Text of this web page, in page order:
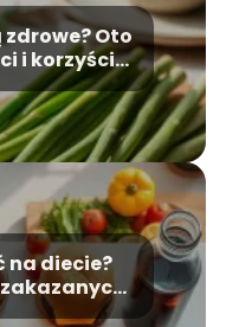
Oto
i korzyści
na diecie?